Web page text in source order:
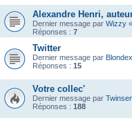
Alexandre Henri,
Dernier message par Wizzy «
Réponses : 7
Twitter
Dernier message par Blondex
Réponses : 15
Votre collec'
Dernier message par
Réponses : 188